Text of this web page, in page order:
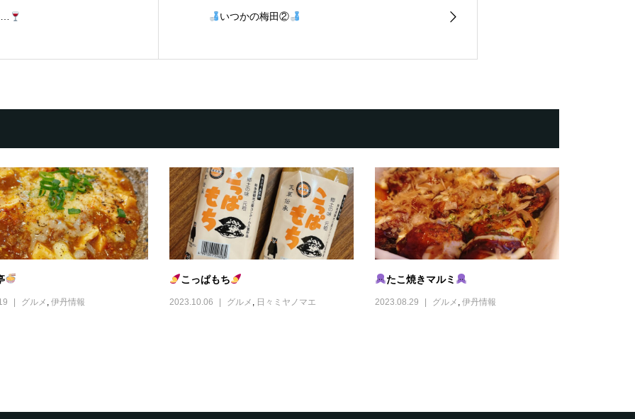
… いつかの梅田②
グルメ , 伊丹情報
こっぱもち
2023.10.06 グルメ , 日々ミヤノマエ
たこ焼きマルミ
2023.08.29 グルメ , 伊丹情報